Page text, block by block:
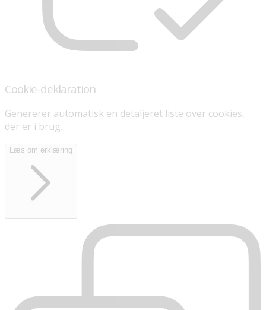
Cookie-deklaration
Genererer automatisk en detaljeret liste over cookies,
der er i brug.
Læs om erklæring